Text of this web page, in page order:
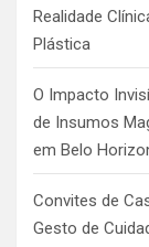
Realidade
Plástica
O Impacto
de Insumos
em Belo
Convites de
Gesto de